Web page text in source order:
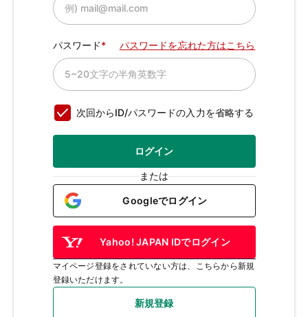
パスワード パスワードを忘れた方はこちら
次回からID/パスワードの入力を省略する
ログイン
または
Googleでログイン
Yahoo! JAPAN IDでログイン
マイページ登録をされていない方は、こちらから新規
登録いただけます。
新規登録